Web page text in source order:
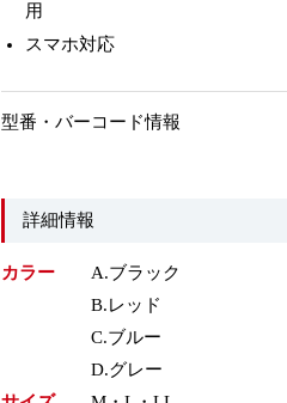
用
スマホ対応
型番・バーコード情報
詳細情報
カラー
A.ブラック
B.レッド
C.ブルー
D.グレー